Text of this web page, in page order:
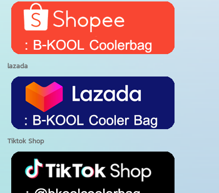
lazada
Tiktok Shop